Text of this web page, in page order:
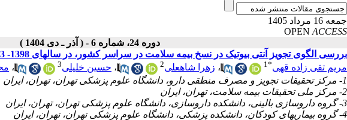
جمعه 16 مرداد 1405
OPEN ACCESS
دوره 24، شماره 6 - ( آذر ـ دی 1404 )
بررسی الگوی تجویز آنتی بیوتیک در نسخ بیمه سلامت در سراسر کشور، در سالهای 1398- 1393
مریم تقی زاده قهی*
1 ، زهرا شاهعلی2 ، حسین خلیلی3 ،
1- مرکز تحقیقات تجویز و مصرف منطقی دارو، دانشگاه علوم پزشکی تهران، تهران، ایران
2- مرکز ملی تحقیقات بیمه سلامت، تهران، ایران
3- گروه داروسازی بالینی، دانشکده داروسازی، دانشگاه علوم پزشکی تهران، تهران، ایران
4- گروه بیماریهای کودکان، دانشکده پزشکی، دانشگاه علوم پزشکی تهران، تهران، ایران